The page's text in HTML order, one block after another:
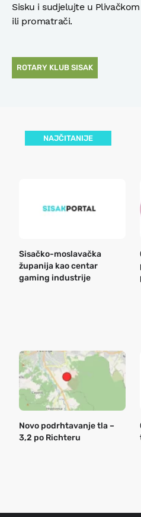
Sisku i sudjelujte u
ili promatrači.
ROTARY KLUB SISAK
NAJČITANIJE
Sisačko-moslavačka
županija kao centar
gaming industrije
Novo podrhtavanje tla –
3,2 po Richteru